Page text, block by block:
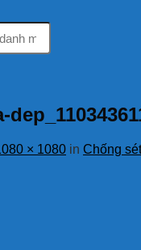
× 1080 in Chống